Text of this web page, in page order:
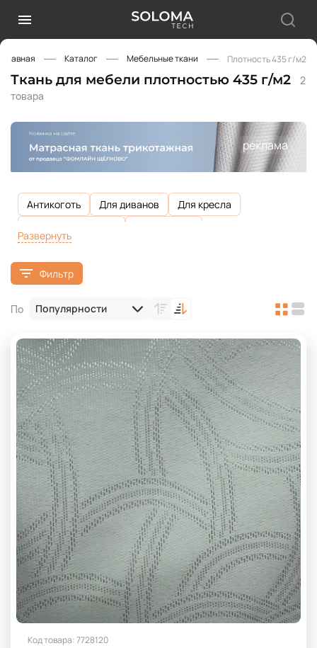
Главная Каталог Мебельные ткани Плотность 435 г/м2
Ткань для мебели плотностью 435 г/м2
2
товара
реклама
Антикоготь Для диванов
Для кресла
Из дышащих материалов
Плотность 300 г/м2
Плотность 310 г/м2
Плотность 330 г/м2
Плотность 340 г/м2
Плотность 360 г/м2
Плотность 370 г/м2
Плотность 380 г/м2
Плотность 390 г/м2
Плотность 410 г/м2
Плотность 430 г/м2
Плотность 435 г/м2
Плотность 440 г/м2
Плотность 450 г/м2
Плотность 480 г/м2
Плотность 490 г/м2
Плотность 500 г/м2
Плотность 510 г/м2
Плотность 560 г/м2
Полиэстер
С рисунком
Развернуть
Фильтр
По Популярности
Код товара: 7728120